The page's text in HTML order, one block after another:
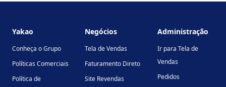
Yakao
Conheça o Grupo
Políticas Comerciais
Política de
Negócios
Tela de Vendas
Faturamento Direto
Site Revendas
Administração
Ir para Tela de
Vendas
Pedidos